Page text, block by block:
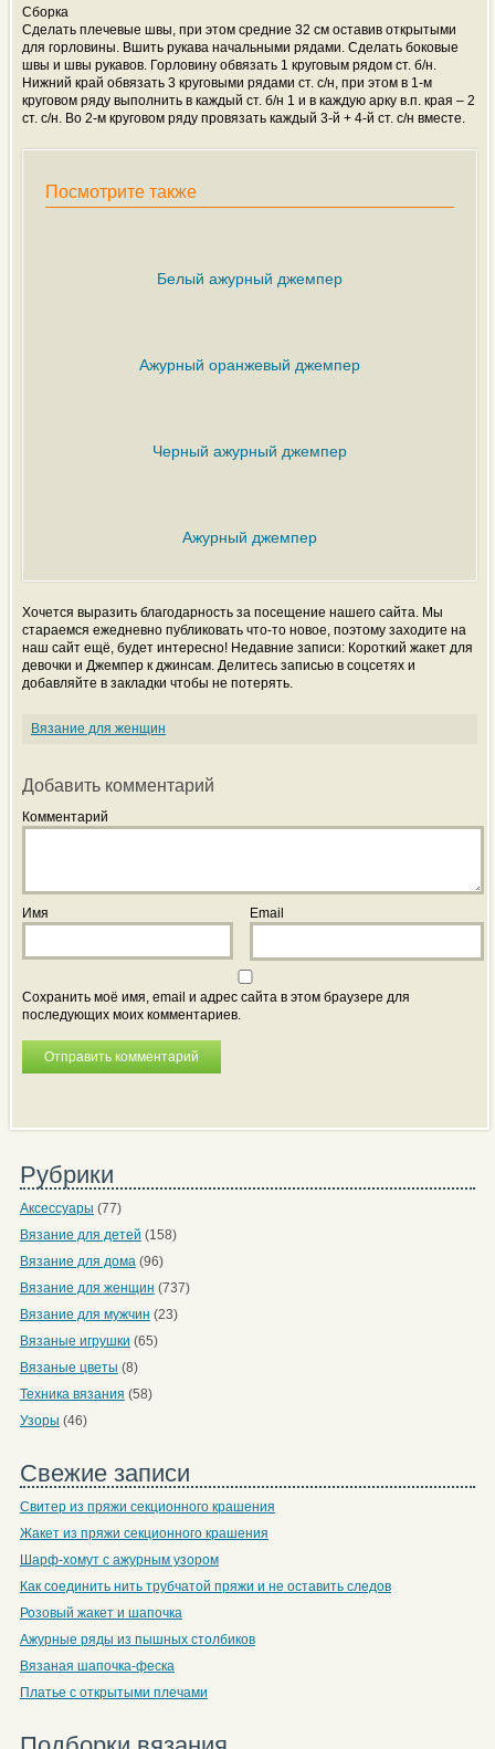
Сборка
Сделать плечевые швы, при этом средние 32 см оставив открытыми
для горловины. Вшить рукава начальными рядами. Сделать боковые
швы и швы рукавов. Горловину обвязать 1 круговым рядом ст. б/н.
Нижний край обвязать 3 круговыми рядами ст. с/н, при этом в 1-м
круговом ряду выполнить в каждый ст. б/н 1 и в каждую арку в.п. края – 2
ст. с/н. Во 2-м круговом ряду провязать каждый 3-й + 4-й ст. с/н вместе.
Посмотрите также
Белый ажурный джемпер
Ажурный оранжевый джемпер
Черный ажурный джемпер
Ажурный джемпер
Хочется выразить благодарность за посещение нашего сайта. Мы
стараемся ежедневно публиковать что-то новое, поэтому заходите на
наш сайт ещё, будет интересно! Недавние записи: Короткий жакет для
девочки и Джемпер к джинсам. Делитесь записью в соцсетях и
добавляйте в закладки чтобы не потерять.
Вязание для женщин
Добавить комментарий
Комментарий
Имя Email
Сохранить моё имя, email и адрес сайта в этом браузере для
последующих моих комментариев.
Рубрики
Аксессуары (77)
Вязание для детей (158)
Вязание для дома (96)
Вязание для женщин (737)
Вязание для мужчин (23)
Вязаные игрушки (65)
Вязаные цветы (8)
Техника вязания (58)
Узоры (46)
Свежие записи
Свитер из пряжи секционного крашения
Жакет из пряжи секционного крашения
Шарф-хомут с ажурным узором
Как соединить нить трубчатой пряжи и не оставить следов
Розовый жакет и шапочка
Ажурные ряды из пышных столбиков
Вязаная шапочка-феска
Платье с открытыми плечами